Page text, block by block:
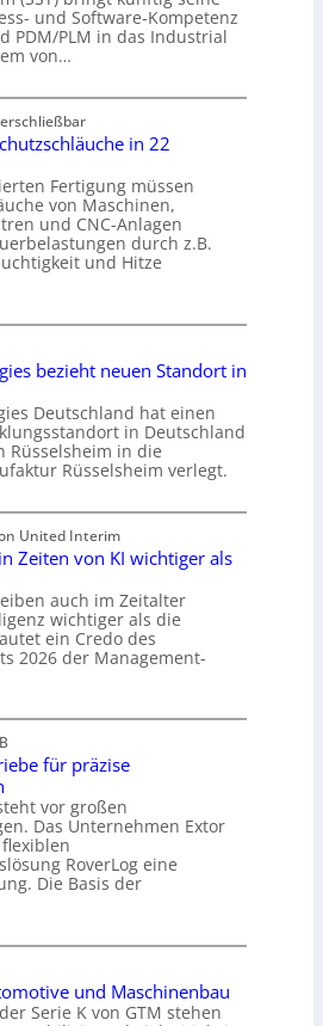
und Software-Kompetenz
PDM/PLM in das Industrial
von…
in 22
Fertigung müssen
von Maschinen,
und CNC-Anlagen
durch z.B.
und Hitze
bezieht neuen Standort in
Deutschland hat einen
in Deutschland
Rüsselsheim in die
Rüsselsheim verlegt.
United Interim
Zeiten von KI wichtiger als
auch im Zeitalter
wichtiger als die
ein Credo des
2026 der Management-
für präzise
vor großen
Das Unternehmen Extor
RoverLog eine
Die Basis der
und Maschinenbau
Serie K von GTM stehen